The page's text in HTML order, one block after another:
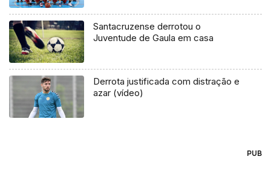
Santacruzense derrotou o
Juventude de Gaula em casa
Derrota justificada com distração e
azar (vídeo)
PUB